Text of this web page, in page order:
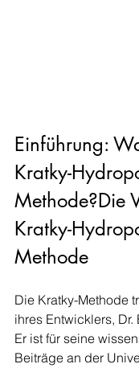
Einführung:
Kratky-
Methode?Die
Kratky-
Methode
Die Kratky-Methode
ihres Entwicklers, Dr.
Er ist für seine
Beiträge an der